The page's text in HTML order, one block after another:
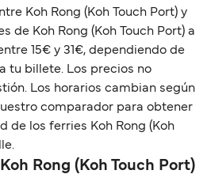
Koh Rong (Koh Touch Port) y
de Koh Rong (Koh Touch Port) a
15€ y 31€, dependiendo de
tu billete. Los precios no
Los horarios cambian según
comparador para obtener
de los ferries Koh Rong (Koh
Rong (Koh Touch Port)